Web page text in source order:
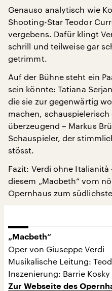
Genauso analytisch wie
Shooting-Star Teodor
vergebens. Dafür klingt
schrill und teilweise gar
getrimmt.
Auf der Bühne steht ein
sein könnte: Tatiana
die sie zur gegenwärtig
machen,
überzeugend – Markus
Schauspieler, der
stösst.
Fazit: Verdi ohne
diesem „Macbeth“ vom
Opernhaus zum
„Macbeth“
Oper von Giuseppe Verdi
Musikalische Leitung:
Inszenierung: Barrie Kosky
Zur Webseite des